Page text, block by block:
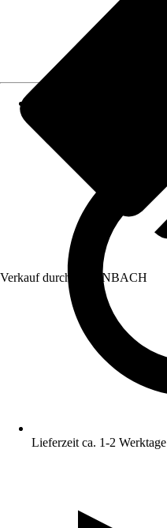
Verkauf durch: HORNBACH
Lieferzeit ca. 1-2 Werktage